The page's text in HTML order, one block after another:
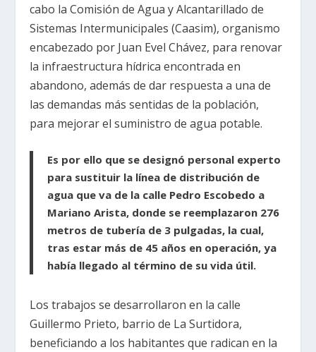
cabo la Comisión de Agua y Alcantarillado de
Sistemas Intermunicipales (Caasim), organismo
encabezado por Juan Evel Chávez, para renovar
la infraestructura hídrica encontrada en
abandono, además de dar respuesta a una de
las demandas más sentidas de la población,
para mejorar el suministro de agua potable.
Es por ello que se designó personal experto
para sustituir la línea de distribución de
agua que va de la calle Pedro Escobedo a
Mariano Arista, donde se reemplazaron 276
metros de tubería de 3 pulgadas, la cual,
tras estar más de 45 años en operación, ya
había llegado al término de su vida útil.
Los trabajos se desarrollaron en la calle
Guillermo Prieto, barrio de La Surtidora,
beneficiando a los habitantes que radican en la